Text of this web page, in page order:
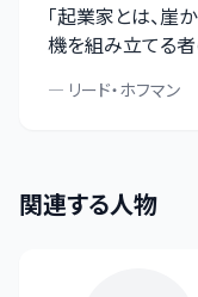
「起業家とは、崖
機を組み立てる者
— リード・ホフマン
関連する人物